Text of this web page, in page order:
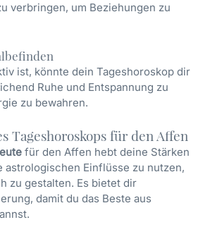
verbringen, um Beziehungen zu
ist, könnte dein Tageshoroskop dir
Ruhe und Entspannung zu
zu bewahren.
Tageshoroskops für den Affen
für den Affen hebt deine Stärken
astrologischen Einflüsse zu nutzen,
zu gestalten. Es bietet dir
damit du das Beste aus